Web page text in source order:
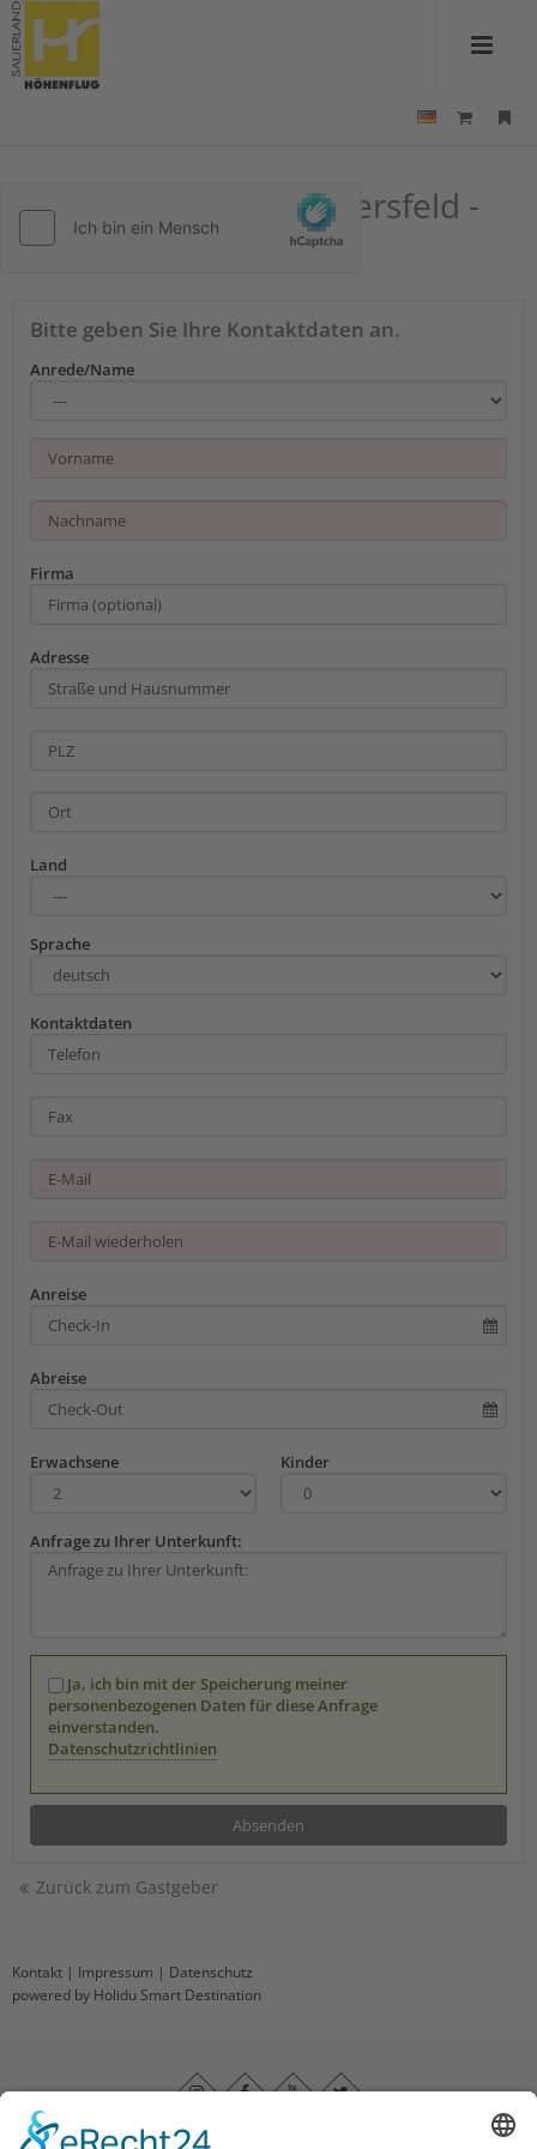
Kontakt zu Hotel Niedersfeld -
Winterberg
Bitte geben Sie Ihre Kontaktdaten an.
Anrede/Name
Firma
Adresse
Land
Sprache
Kontaktdaten
Anreise
Abreise
Erwachsene Kinder
Anfrage zu Ihrer Unterkunft:
Ja, ich bin mit der Speicherung meiner
personenbezogenen Daten für diese Anfrage
einverstanden.
Datenschutzrichtlinien
Zurück zum Gastgeber
Kontakt | Impressum | Datenschutz
powered by Holidu Smart Destination